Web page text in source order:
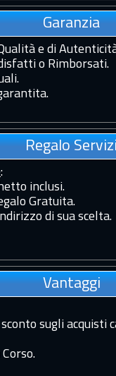
Garanzia
e di
o Rimborsati.
Regalo
:
inclusi.
Gratuita.
di sua scelta.
Vantaggi
sconto sugli acquisti